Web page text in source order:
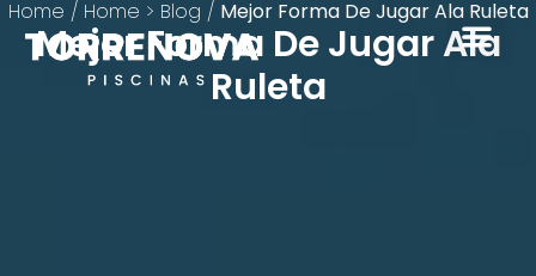
Home / Home > Blog / Mejor Forma De Jugar Ala Ruleta
Mejor Forma De Jugar Ala
Ruleta